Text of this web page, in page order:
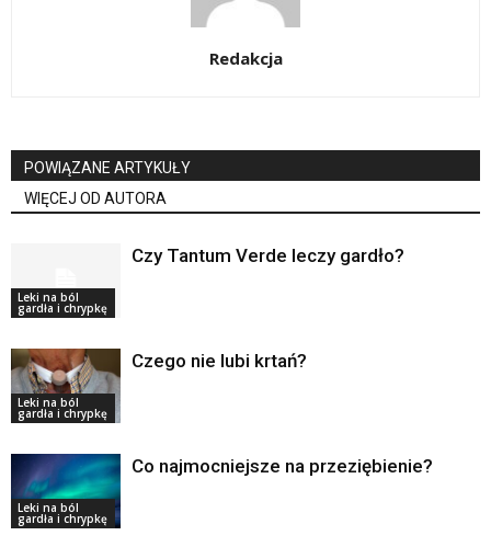
Redakcja
POWIĄZANE ARTYKUŁY
WIĘCEJ OD AUTORA
Leki na ból
gardła i chrypkę
Czy Tantum Verde leczy gardło?
Leki na ból
gardła i chrypkę
Czego nie lubi krtań?
Leki na ból
gardła i chrypkę
Co najmocniejsze na przeziębienie?